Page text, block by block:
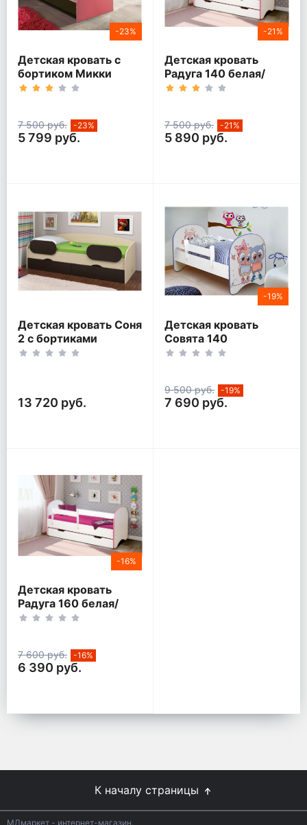
-23%
Детская кровать с
бортиком Микки
7 500 руб. -23%
5 799 руб.
-21%
Детская кровать
Радуга 140 белая/
кант розовый
7 500 руб. -21%
5 890 руб.
Детская кровать Соня
2 с бортиками
13 720 руб.
-19%
Детская кровать
Совята 140
9 500 руб. -19%
7 690 руб.
-16%
Детская кровать
Радуга 160 белая/
розовый кант
7 600 руб. -16%
6 390 руб.
К началу страницы
МДмаркет - интернет-магазин.